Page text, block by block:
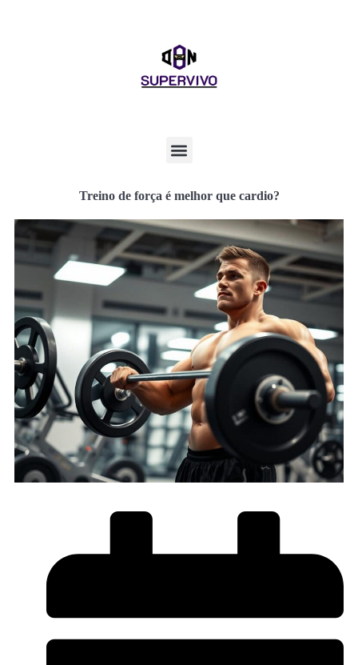
Treino de força é melhor que cardio?